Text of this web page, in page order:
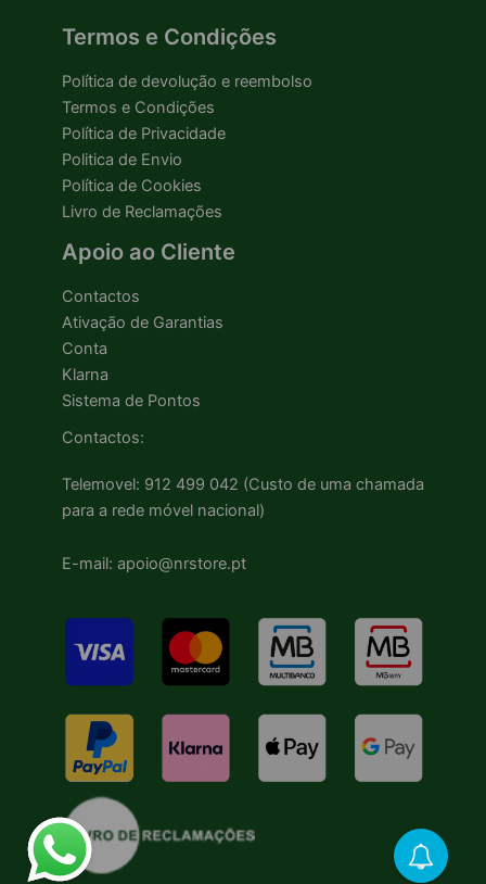
Termos e Condições
Política de devolução e reembolso
Termos e Condições
Política de Privacidade
Politica de Envio
Política de Cookies
Livro de Reclamações
Apoio ao Cliente
Contactos
Ativação de Garantias
Conta
Klarna
Sistema de Pontos
Contactos:
Telemovel: 912 499 042 (Custo de uma chamada
para a rede móvel nacional)
E-mail: apoio@nrstore.pt